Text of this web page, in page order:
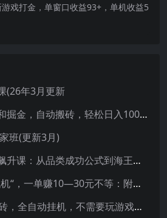
戏打金，单窗口收益93+，单机收益5
(26年3月更新
最新快手磁力万和掘金，自动搬砖，轻松日入100-200，操作简单
班(更新3月)
亚马逊卖家利润飙升课：从品类成功公式到海王打法，让每个SKU都成爆款一路飙升(更新26年3月
帮别人安装“纸飞机“，一单赚10—30元不等：附：免费节点
25年最新游戏搬砖，全自动挂机，不需要玩游戏，单手机操作日入300+